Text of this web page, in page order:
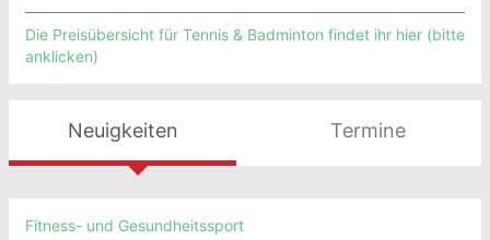
Die Preisübersicht für Tennis & Badminton findet ihr hier (bitte
anklicken)
Neuigkeiten Termine
Fitness- und Gesundheitssport